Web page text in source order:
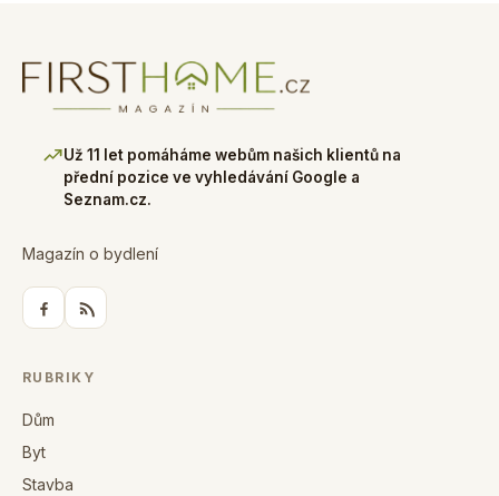
Už 11 let pomáháme webům našich klientů na
přední pozice ve vyhledávání Google a
Seznam.cz.
Magazín o bydlení
RUBRIKY
Dům
Byt
Stavba